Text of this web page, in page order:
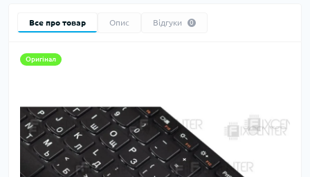
Все про товар Опис Відгуки 0
Оригінал